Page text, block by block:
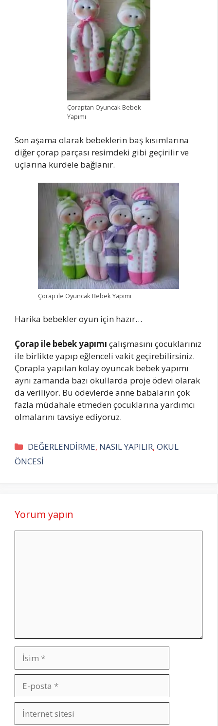
Çoraptan Oyuncak Bebek
Yapımı
Son aşama olarak bebeklerin baş kısımlarına
diğer çorap parçası resimdeki gibi geçirilir ve
uçlarına kurdele bağlanır.
Çorap ile Oyuncak Bebek Yapımı
Harika bebekler oyun için hazır…
Çorap ile bebek yapımı çalışmasını çocuklarınız
ile birlikte yapıp eğlenceli vakit geçirebilirsiniz.
Çorapla yapılan kolay oyuncak bebek yapımı
aynı zamanda bazı okullarda proje ödevi olarak
da veriliyor. Bu ödevlerde anne babaların çok
fazla müdahale etmeden çocuklarına yardımcı
olmalarını tavsiye ediyoruz.
Kategoriler
DEĞERLENDİRME, NASIL YAPILIR,OKUL
ÖNCESİ
Yorum yapın
İsim
posta
İnternet
sitesi